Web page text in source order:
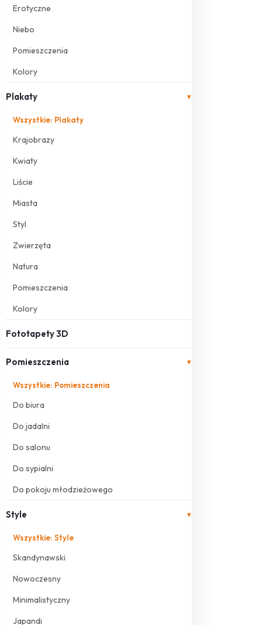
Erotyczne
Niebo
Pomieszczenia
Kolory
Plakaty ▾
Wszystkie: Plakaty
Krajobrazy
Kwiaty
Liście
Miasta
Styl
Zwierzęta
Natura
Pomieszczenia
Kolory
Fototapety 3D
Pomieszczenia ▾
Wszystkie: Pomieszczenia
Do biura
Do jadalni
Do salonu
Do sypialni
Do pokoju młodzieżowego
Style ▾
Wszystkie: Style
Skandynawski
Nowoczesny
Minimalistyczny
Japandi